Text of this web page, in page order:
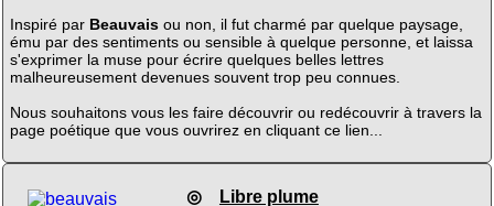
Inspiré par Beauvaisou non, il fut charmé par quelque paysage,
ému par des sentiments ou sensible à quelque personne, et laissa
s'exprimer la muse pour écrire quelques belles lettres
malheureusement devenues souvent trop peu connues.
Nous souhaitons vous les faire découvrir ou redécouvrir à travers la
page poétique que vous ouvrirez en cliquant ce lien...
◎ Libre plume